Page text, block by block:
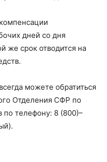
дней со дня
же срок отводится на
можете обратиться
Отделения СФР по
по телефону: 8 (800)–